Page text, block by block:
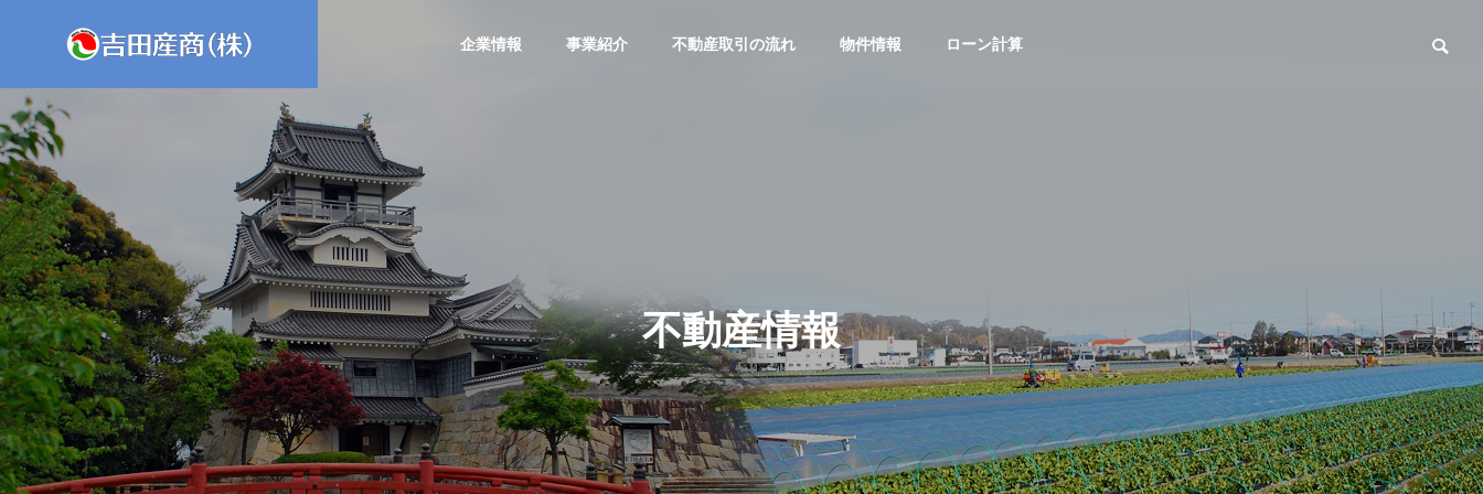
企業情報 事業紹介 不動産取引の流れ 物件情報 ローン計算
吉田産商の会社情報を
ご紹介します！
GREETING
ごあいさつ
事業紹介
吉田産商の事業をご紹
介いたします！
不動産開発、仲介業
Realestates
養鰻飼料（鰻の餌）の販売
For Iocal business
各種損害保険の取り扱い
For your life
不動産情報